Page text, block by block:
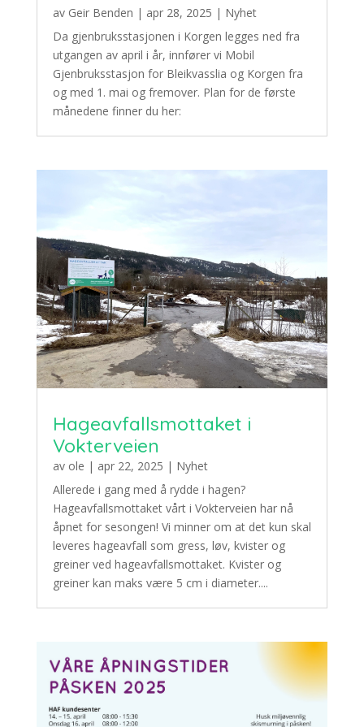
av Geir Benden | apr 28, 2025 | Nyhet
Da gjenbruksstasjonen i Korgen legges ned fra
utgangen av april i år, innfører vi Mobil
Gjenbruksstasjon for Bleikvasslia og Korgen fra
og med 1. mai og fremover. Plan for de første
månedene finner du her:
Hageavfallsmottaket i
Vokterveien
av ole | apr 22, 2025 | Nyhet
Allerede i gang med å rydde i hagen?
Hageavfallsmottaket vårt i Vokterveien har nå
åpnet for sesongen! Vi minner om at det kun skal
leveres hageavfall som gress, løv, kvister og
greiner ved hageavfallsmottaket. Kvister og
greiner kan maks være 5 cm i diameter....